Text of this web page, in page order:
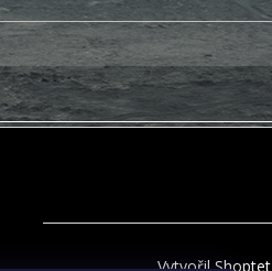
Vytvořil Shoptet